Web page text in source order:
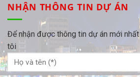
NHẬN THÔNG TIN DỰ ÁN
Để nhận được thông tin dự án mới
tôi